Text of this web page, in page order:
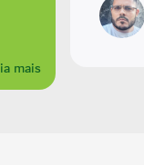
mais